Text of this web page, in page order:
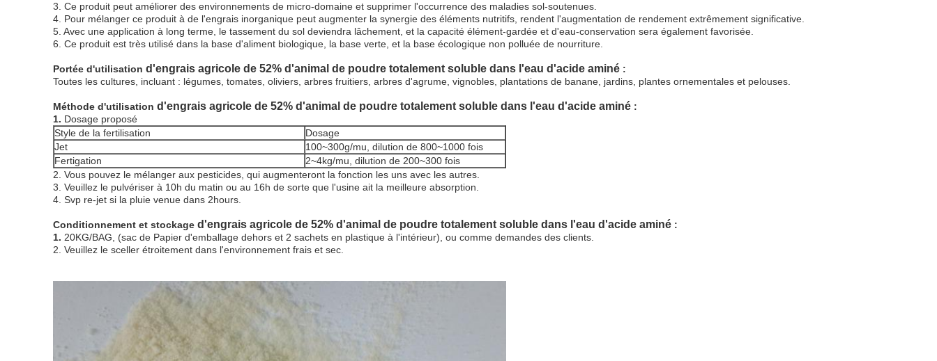
3. Ce produit peut améliorer des environnements de micro-domaine et supprimer l'occurrence des maladies sol-soutenues.
4. Pour mélanger ce produit à de l'engrais inorganique peut augmenter la synergie des éléments nutritifs, rendent l'augmentation de rendement extrêmement significative.
5. Avec une application à long terme, le tassement du sol deviendra lâchement, et la capacité élément-gardée et d'eau-conservation sera également favorisée.
6. Ce produit est très utilisé dans la base d'aliment biologique, la base verte, et la base écologique non polluée de nourriture.
Portée d'utilisation d'engrais agricole de 52% d'animal de poudre totalement soluble dans l'eau d'acide aminé :
Toutes les cultures, incluant : légumes, tomates, oliviers, arbres fruitiers, arbres d'agrume, vignobles, plantations de banane, jardins, plantes ornementales et pelouses.
Méthode d'utilisation d'engrais agricole de 52% d'animal de poudre totalement soluble dans l'eau d'acide aminé :
1. Dosage proposé
Style de la fertilisation
Dosage
Jet
100~300g/mu, dilution de 800~1000 fois
Fertigation
2~4kg/mu, dilution de 200~300 fois
2. Vous pouvez le mélanger aux pesticides, qui augmenteront la fonction les uns avec les autres.
3. Veuillez le pulvériser à 10h du matin ou au 16h de sorte que l'usine ait la meilleure absorption.
4. Svp re-jet si la pluie venue dans 2hours.
Conditionnement et stockage d'engrais agricole de 52% d'animal de poudre totalement soluble dans l'eau d'acide aminé :
1. 20KG/BAG, (sac de Papier d'emballage dehors et 2 sachets en plastique à l'intérieur), ou comme demandes des clients.
2. Veuillez le sceller étroitement dans l'environnement frais et sec.